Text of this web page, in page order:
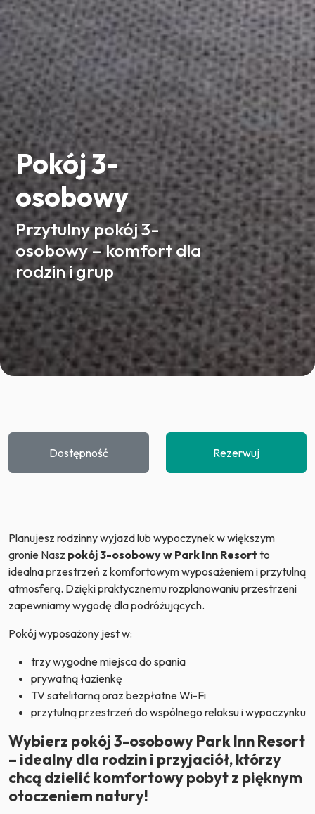
Pokój 3-
osobowy
Przytulny pokój 3-
osobowy – komfort dla
rodzin i grup
Dostępność Rezerwuj
Planujesz rodzinny wyjazd lub wypoczynek w większym
gronie Nasz pokój 3-osobowy w Park Inn Resort to
idealna przestrzeń z komfortowym wyposażeniem i przytulną
atmosferą. Dzięki praktycznemu rozplanowaniu przestrzeni
zapewniamy wygodę dla podróżujących.
Pokój wyposażony jest w:
trzy wygodne miejsca do spania
prywatną łazienkę
TV satelitarną oraz bezpłatne Wi-Fi
przytulną przestrzeń do wspólnego relaksu i wypoczynku
Wybierz pokój 3-osobowy Park Inn Resort
– idealny dla rodzin i przyjaciół, którzy
chcą dzielić komfortowy pobyt z pięknym
otoczeniem natury!